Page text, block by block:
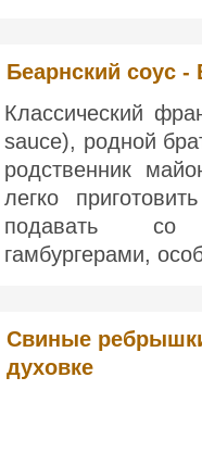
Беарнский соус -
Классический
sauce), родной
родственник
легко
подавать со
гамбургерами,
Свиные
духовке